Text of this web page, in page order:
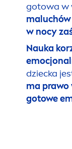
gotowa w
w nocy
Nauka
dziecka
ma prawo
gotowe